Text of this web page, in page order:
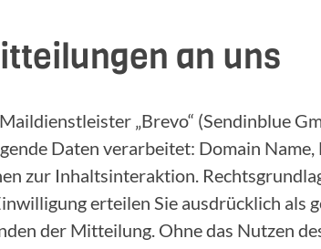
an uns
„Brevo“ (Sendinblue
Daten verarbeitet: Domain Name,
zur Inhaltsinteraktion.
erteilen Sie ausdrücklich als
der Mitteilung. Ohne das Nutzen